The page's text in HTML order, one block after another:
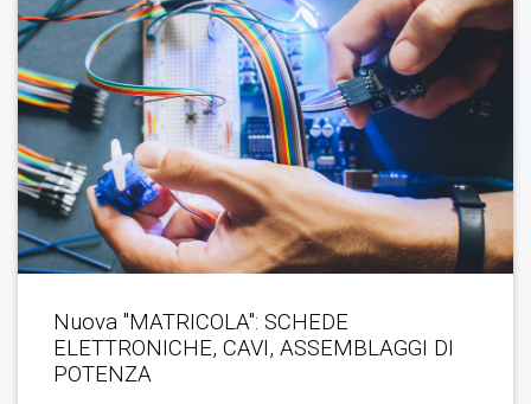
Nuova "MATRICOLA": SCHEDE
ELETTRONICHE, CAVI, ASSEMBLAGGI DI
POTENZA